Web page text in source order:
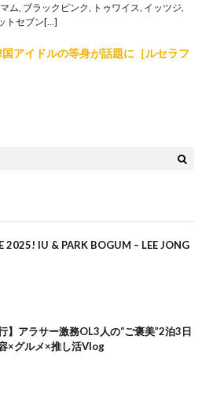
ム, ブラックピンク, トゥワイス, イッツジ,
トセブン[…]
アイドルの等身が話題に［ルセラフ
2025! IU & PARK BOGUM – LEE JONG
】アラサー激務OL3人の“ご褒美”2泊3日
×グルメ×推し活Vlog